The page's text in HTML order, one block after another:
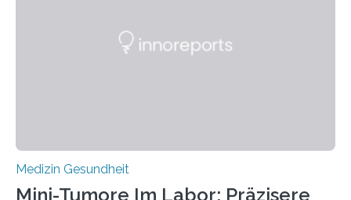
Medizin Gesundheit
Mini-Tumore Im Labor: Präzisere